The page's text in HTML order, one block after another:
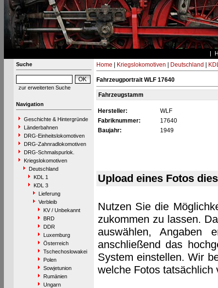
Suche
zur erweiterten Suche
Navigation
Geschichte & Hintergründe
Länderbahnen
DRG-Einheitslokomotiven
DRG-Zahnradlokomotiven
DRG-Schmalspurlok.
Kriegslokomotiven
Deutschland
KDL 1
KDL 3
Lieferung
Verbleib
KV / Unbekannt
BRD
DDR
Luxemburg
Österreich
Tschechoslowakei
Polen
Sowjetunion
Rumänien
Ungarn
Home Kriegslokomotiven Deutschland
Fahrzeugportrait WLF 17640
Fahrzeugstamm
Hersteller:
WLF
Fabriknummer:
17640
Baujahr:
1949
Upload eines Fotos
Nutzen Sie die
zukommen zu lassen.
auswählen, Angaben
anschließend das
System einstellen. Wir
welche Fotos tatsächlich